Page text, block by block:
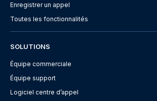
Enregistrer un appel
Toutes les fonctionnalités
SOLUTIONS
Équipe commerciale
Équipe support
Logiciel centre d’appel